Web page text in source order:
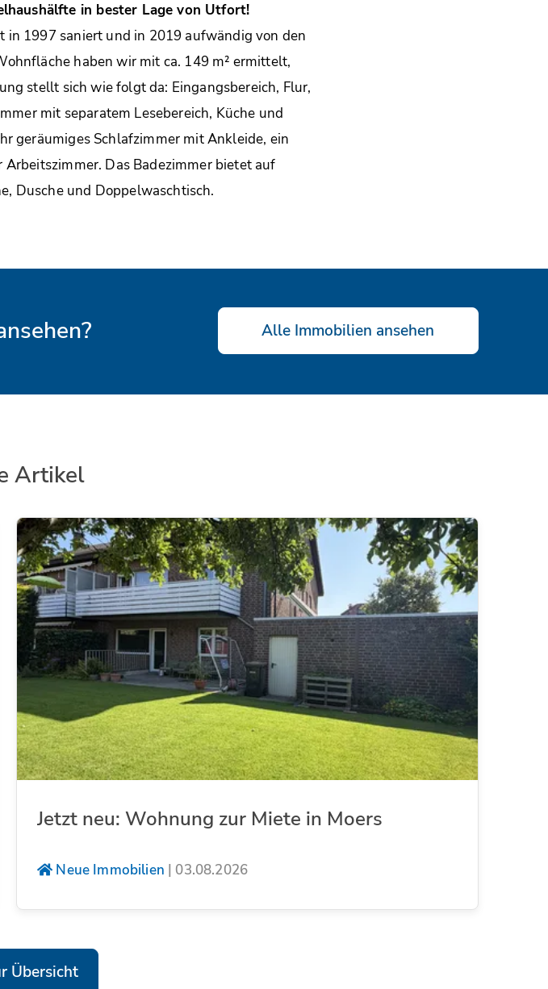
in bester Lage von Utfort!
1997 saniert und in 2019 aufwändig von den
haben wir mit ca. 149 m² ermittelt,
stellt sich wie folgt da: Eingangsbereich, Flur,
mit separatem Lesebereich, Küche und
geräumiges Schlafzimmer mit Ankleide, ein
Das Badezimmer bietet auf
Dusche und Doppelwaschtisch.
Alle Immobilien ansehen
Artikel
Jetzt neu: Wohnung zur Miete in Moers
Neue Immobilien | 03.08.2026
Übersicht